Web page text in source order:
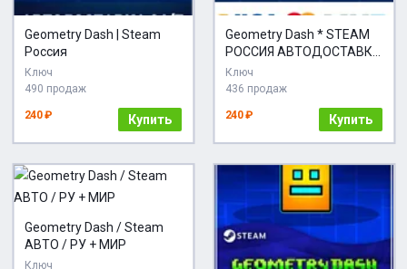
Geometry Dash | Steam
Россия
Ключ
490 продаж
240 ₽ Купить
Geometry Dash * STEAM
РОССИЯ АВТОДОСТАВКА
КАРТЫ
Ключ
436 продаж
240 ₽ Купить
Geometry Dash / Steam
АВТО / РУ + МИР
Ключ